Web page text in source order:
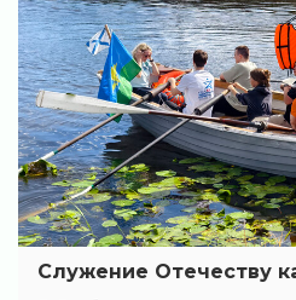
Служение Отечеству